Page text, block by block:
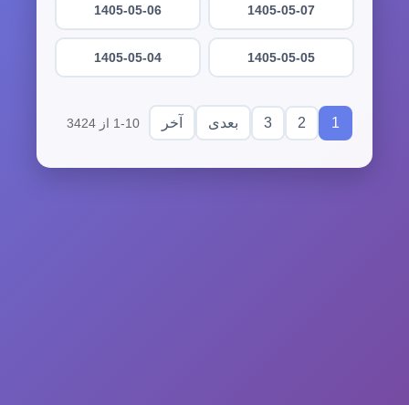
1405-05-07
1405-05-06
1405-05-05
1405-05-04
1
2
3 بعدی آخر 1-10 از 3424